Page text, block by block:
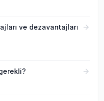
ve dezavantajları